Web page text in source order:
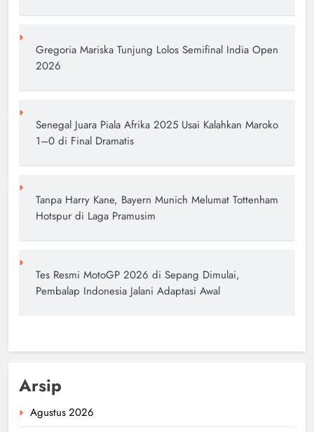
Gregoria Mariska Tunjung Lolos Semifinal India Open
2026
Senegal Juara Piala Afrika 2025 Usai Kalahkan Maroko
1–0 di Final Dramatis
Tanpa Harry Kane, Bayern Munich Melumat Tottenham
Hotspur di Laga Pramusim
Tes Resmi MotoGP 2026 di Sepang Dimulai,
Pembalap Indonesia Jalani Adaptasi Awal
Arsip
Agustus 2026